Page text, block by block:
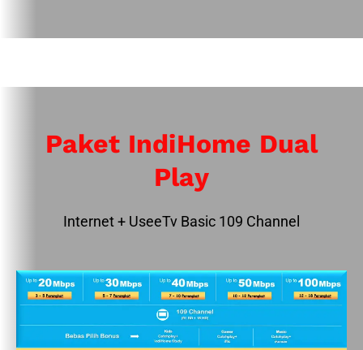
Paket IndiHome Dual
Play
Internet + UseeTv Basic 109 Channel